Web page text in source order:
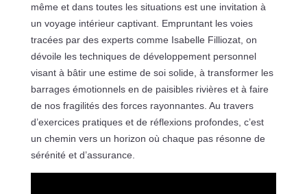
même et dans toutes les situations est une invitation à
un voyage intérieur captivant. Empruntant les voies
tracées par des experts comme Isabelle Filliozat, on
dévoile les techniques de développement personnel
visant à bâtir une estime de soi solide, à transformer les
barrages émotionnels en de paisibles rivières et à faire
de nos fragilités des forces rayonnantes. Au travers
d’exercices pratiques et de réflexions profondes, c’est
un chemin vers un horizon où chaque pas résonne de
sérénité et d’assurance.